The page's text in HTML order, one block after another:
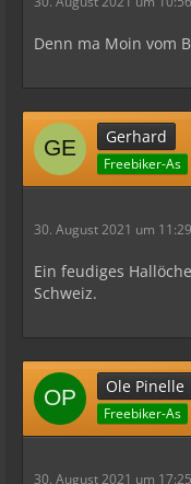
Denn ma Moin vom
Gerhard
Freebiker-As
30. August 2021 um 11:29
Ein feudiges
Schweiz.
Ole Pinelle
Freebiker-As
30. August 2021 um 17:25